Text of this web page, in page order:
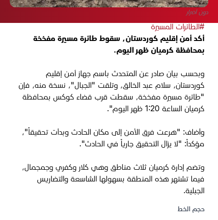
دون أضرار
#الطائرات المسيرة
أكد أمن إقليم كوردستان، سقوط طائرة مسيرة مفخخة
بمحافظة كرميان ظهر اليوم.
وبحسب بيان صادر عن المتحدث باسم جهاز أمن إقليم
كوردستان، سلام عبد الخالق، وتلقت "الجبال"، نسخة منه، فإن
"طائرة مسيرة مفخخة، سقطت قرب قضاء كوكس بمحافظة
كرميان الساعة 1:20 ظهر اليوم".
وأضاف: "هرعت فرق الأمن إلى مكان الحادث وبدأت تحقيقاً"،
مؤكداً: "لا يزال التحقيق جارياً في الحادث".
وتضم إدارة كرميان ثلاث مناطق وهي كلار وكفري وجمجمال،
فيما تشتهر هذه المنطقة بسهولها الشاسعة والتضاريس
الجبلية.
حجم الخط